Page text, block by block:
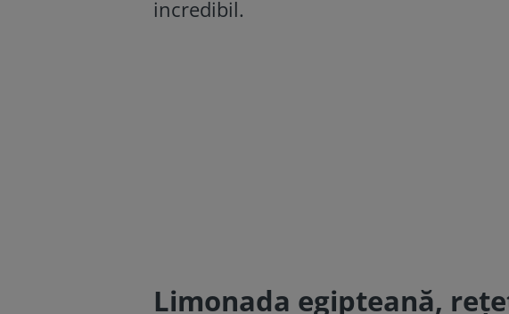
incredibil.
Limonada egipteană,